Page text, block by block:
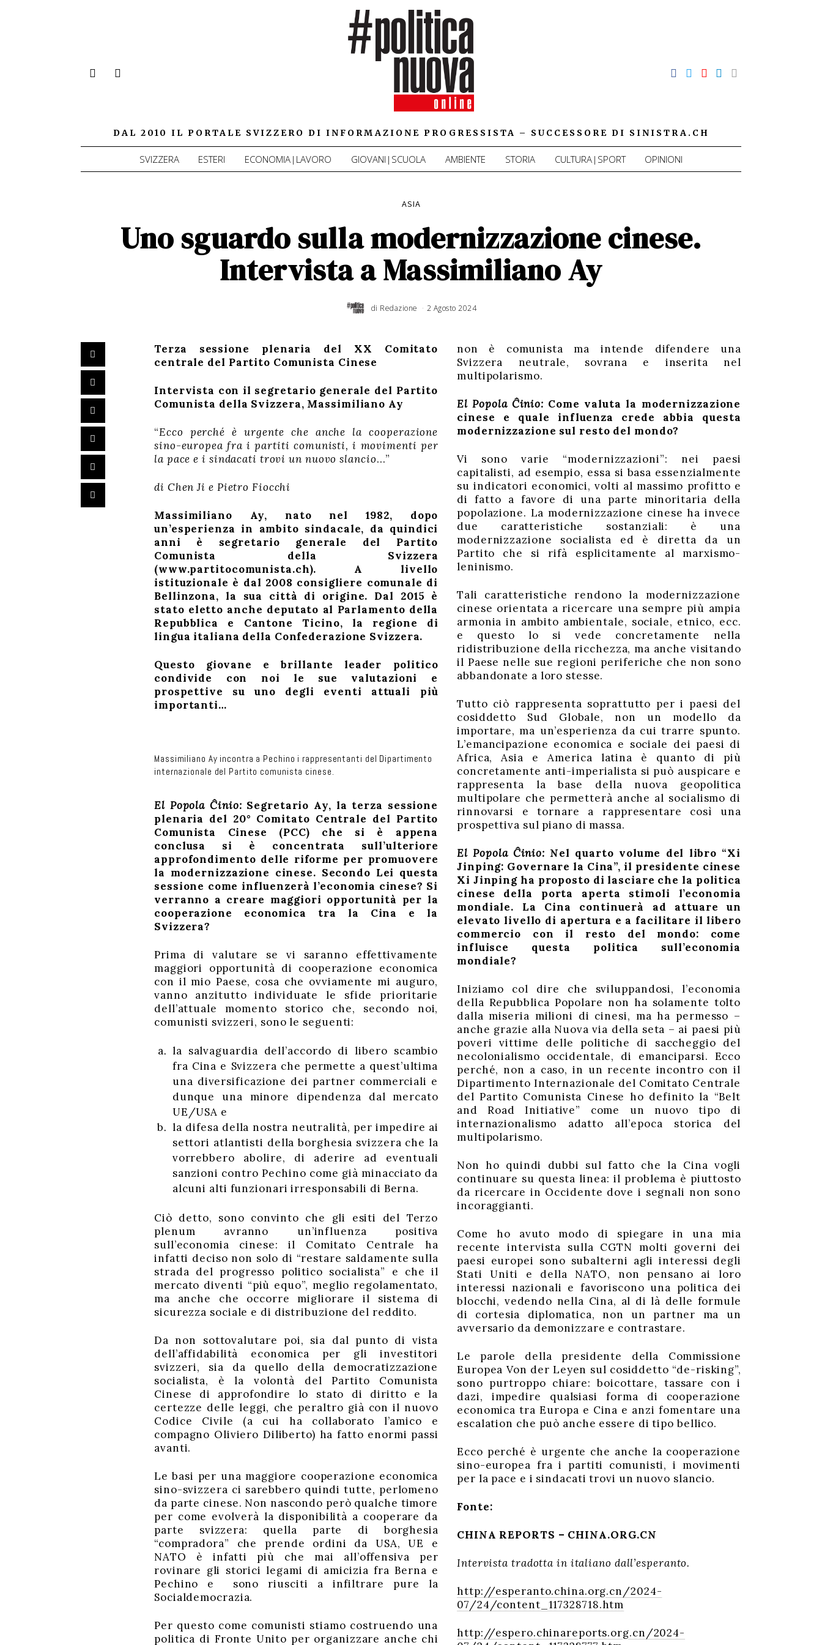
DAL 2010 IL PORTALE SVIZZERO DI INFORMAZIONE PROGRESSISTA – SUCCESSORE DI SINISTRA.CH
SVIZZERA ESTERI ECONOMIA|LAVORO GIOVANI|SCUOLA AMBIENTE STORIA CULTURA|SPORT OPINIONI
ASIA
Uno sguardo sulla modernizzazione cinese.
Intervista a Massimiliano Ay
di Redazione 2 Agosto 2024
Terza sessione plenaria del XX Comitato
centrale del Partito Comunista Cinese
Intervista con il segretario generale del Partito
Comunista della Svizzera, Massimiliano Ay
“Ecco perché è urgente che anche la cooperazione
sino-europea fra i partiti comunisti, i movimenti per
la pace e i sindacati trovi un nuovo slancio…”
di Chen Ji e Pietro Fiocchi
Massimiliano Ay, nato nel 1982, dopo
un’esperienza in ambito sindacale, da quindici
anni è segretario generale del Partito
Comunista della Svizzera
(www.partitocomunista.ch). A livello
istituzionale è dal 2008 consigliere comunale di
Bellinzona, la sua città di origine. Dal 2015 è
stato eletto anche deputato al Parlamento della
Repubblica e Cantone Ticino, la regione di
lingua italiana della Confederazione Svizzera.
Questo giovane e brillante leader politico
condivide con noi le sue valutazioni
e
prospettive su uno degli eventi attuali più
importanti…
Massimiliano Ay incontra a Pechino i rappresentanti del Dipartimento
internazionale del Partito comunista cinese.
El Popola Ĉinio: Segretario Ay, la terza sessione
plenaria del 20° Comitato Centrale del Partito
Comunista Cinese (PCC) che si è appena
conclusa si è concentrata sull’ulteriore
approfondimento delle riforme per promuovere
la modernizzazione cinese. Secondo Lei questa
sessione come influenzerà l’economia cinese? Si
verranno a creare maggiori opportunità per la
cooperazione economica tra la Cina e la
Svizzera?
Prima di valutare se vi saranno effettivamente
maggiori opportunità di cooperazione economica
con il mio Paese, cosa che ovviamente mi auguro,
vanno anzitutto individuate le sfide prioritarie
dell’attuale momento storico che, secondo noi,
comunisti svizzeri, sono le seguenti:
la salvaguardia dell’accordo di libero scambio
fra Cina e Svizzera che permette a quest’ultima
una diversificazione dei partner commerciali e
dunque una minore dipendenza dal mercato
UE/USA e
la difesa della nostra neutralità, per impedire ai
settori atlantisti della borghesia svizzera che la
vorrebbero abolire, di aderire ad eventuali
sanzioni contro Pechino come già minacciato da
alcuni alti funzionari irresponsabili di Berna.
Ciò detto, sono convinto che gli esiti del Terzo
plenum avranno un’influenza positiva
sull’economia cinese: il Comitato Centrale ha
infatti deciso non solo di “restare saldamente sulla
strada del progresso politico socialista” e che il
mercato diventi “più equo”, meglio regolamentato,
ma anche che occorre migliorare il sistema di
sicurezza sociale e di distribuzione del reddito.
Da non sottovalutare poi, sia dal punto di vista
dell’affidabilità economica per gli investitori
svizzeri, sia da quello della democratizzazione
socialista, è la volontà del Partito Comunista
Cinese di approfondire lo stato di diritto e la
certezze delle leggi, che peraltro già con il nuovo
Codice Civile (a cui ha collaborato l’amico e
compagno Oliviero Diliberto) ha fatto enormi passi
avanti.
Le basi per una maggiore cooperazione economica
sino-svizzera ci sarebbero quindi tutte, perlomeno
da parte cinese. Non nascondo però qualche timore
per come evolverà la disponibilità a cooperare da
parte svizzera: quella parte di borghesia
“compradora” che prende ordini da USA, UE e
NATO è infatti più che mai all’offensiva per
rovinare gli storici legami di amicizia fra Berna e
Pechino e sono riusciti a infiltrare pure la
Socialdemocrazia.
Per questo come comunisti stiamo costruendo una
politica di Fronte Unito per organizzare anche chi
non è comunista ma intende difendere una
Svizzera neutrale, sovrana e inserita nel
multipolarismo.
El Popola Ĉinio: Come valuta la modernizzazione
cinese e quale influenza crede abbia questa
modernizzazione sul resto del mondo?
Vi sono varie “modernizzazioni”: nei paesi
capitalisti, ad esempio, essa si basa essenzialmente
su indicatori economici, volti al massimo profitto e
di fatto a favore di una parte minoritaria della
popolazione. La modernizzazione cinese ha invece
due caratteristiche sostanziali: è una
modernizzazione socialista ed è diretta da un
Partito che si rifà esplicitamente al marxismo-
leninismo.
Tali caratteristiche rendono la modernizzazione
cinese orientata a ricercare una sempre più ampia
armonia in ambito ambientale, sociale, etnico, ecc.
e questo lo si vede concretamente nella
ridistribuzione della ricchezza, ma anche visitando
il Paese nelle sue regioni periferiche che non sono
abbandonate a loro stesse.
Tutto ciò rappresenta soprattutto per i paesi del
cosiddetto Sud Globale, non un modello da
importare, ma un’esperienza da cui trarre spunto.
L’emancipazione economica e sociale dei paesi di
Africa, Asia e America latina è quanto di più
concretamente anti-imperialista si può auspicare e
rappresenta la base della nuova geopolitica
multipolare che permetterà anche al socialismo di
rinnovarsi e tornare a rappresentare così una
prospettiva sul piano di massa.
El Popola Ĉinio: Nel quarto volume del libro “Xi
Jinping: Governare la Cina”, il presidente cinese
Xi Jinping ha proposto di lasciare che la politica
cinese della porta aperta stimoli l’economia
mondiale. La Cina continuerà ad attuare un
elevato livello di apertura e a facilitare il libero
commercio con il resto del mondo: come
influisce questa politica sull’economia
mondiale?
Iniziamo col dire che sviluppandosi, l’economia
della Repubblica Popolare non ha solamente tolto
dalla miseria milioni di cinesi, ma ha permesso –
anche grazie alla Nuova via della seta – ai paesi più
poveri vittime delle politiche di saccheggio del
necolonialismo occidentale, di emanciparsi. Ecco
perché, non a caso, in un recente incontro con il
Dipartimento Internazionale del Comitato Centrale
del Partito Comunista Cinese ho definito la “Belt
and Road Initiative” come un nuovo tipo di
internazionalismo adatto all’epoca storica del
multipolarismo.
Non ho quindi dubbi sul fatto che la Cina vogli
continuare su questa linea: il problema è piuttosto
da ricercare in Occidente dove i segnali non sono
incoraggianti.
Come ho avuto modo di spiegare in una mia
recente intervista sulla CGTN molti governi dei
paesi europei sono subalterni agli interessi degli
Stati Uniti e della NATO, non pensano ai loro
interessi nazionali e favoriscono una politica dei
blocchi, vedendo nella Cina, al di là delle formule
di cortesia diplomatica, non un partner ma un
avversario da demonizzare e contrastare.
Le parole della presidente della Commissione
Europea Von der Leyen sul cosiddetto “de-risking”,
sono purtroppo chiare: boicottare, tassare con i
dazi, impedire qualsiasi forma di cooperazione
economica tra Europa e Cina e anzi fomentare una
escalation che può anche essere di tipo bellico.
Ecco perché è urgente che anche la cooperazione
sino-europea fra i partiti comunisti, i movimenti
per la pace e i sindacati trovi un nuovo slancio.
Fonte:
CHINA REPORTS – CHINA.ORG.CN
Intervista tradotta in italiano dall’esperanto.
http://esperanto.china.org.cn/2024-
07/24/content_117328718.htm
http://espero.chinareports.org.cn/2024-